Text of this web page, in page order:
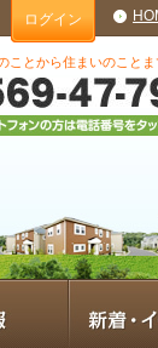
ログイン
ことから住まいのこと